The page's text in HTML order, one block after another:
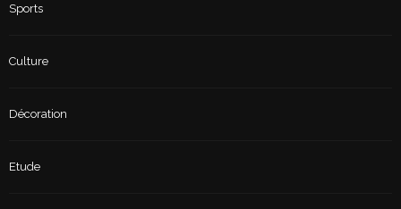
Sports
Culture
Décoration
Etude